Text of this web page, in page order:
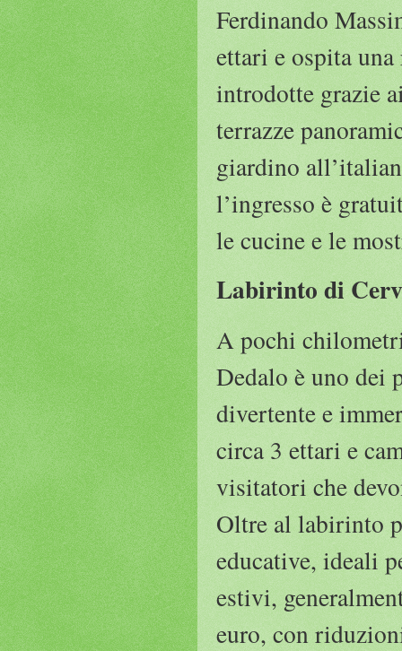
Ferdinando
ettari e ospita
introdotte grazie
terrazze
giardino
l’ingresso è
le cucine e le
Labirinto di
A pochi
Dedalo è uno dei
divertente e
circa 3 ettari e
visitatori che
Oltre al labirinto
educative, ideali
estivi,
euro, con